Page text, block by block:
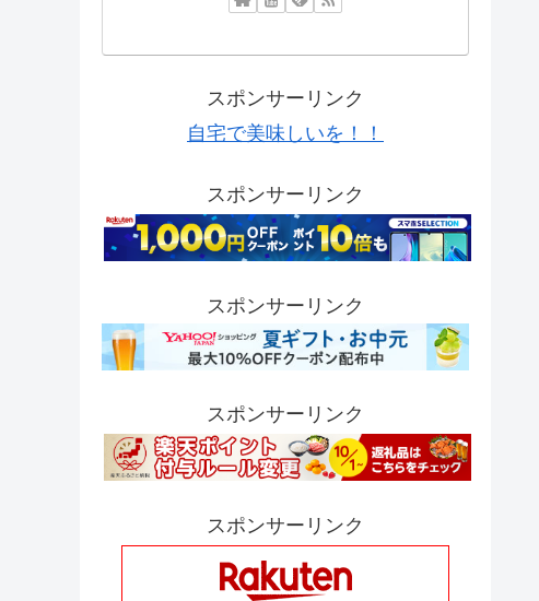
スポンサーリンク
自宅で美味しいを！！
スポンサーリンク
スポンサーリンク
スポンサーリンク
スポンサーリンク